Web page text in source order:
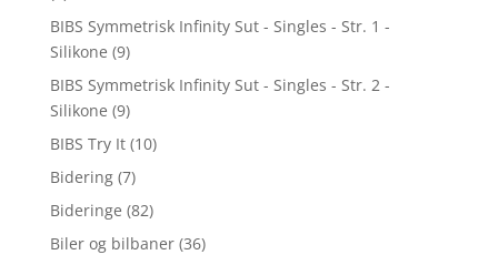
BIBS Symmetrisk Infinity Sut - Singles - Str. 1 -
Silikone (9)
BIBS Symmetrisk Infinity Sut - Singles - Str. 2 -
Silikone (9)
BIBS Try It (10)
Bidering (7)
Bideringe (82)
Biler og bilbaner (36)